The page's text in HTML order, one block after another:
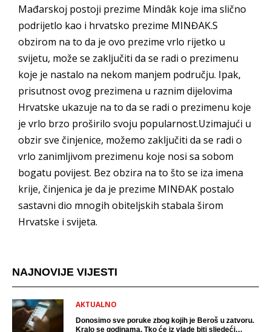
Mađarskoj postoji prezime Mindâk koje ima slično
podrijetlo kao i hrvatsko prezime MINĐAK.S
obzirom na to da je ovo prezime vrlo rijetko u
svijetu, može se zaključiti da se radi o prezimenu
koje je nastalo na nekom manjem području. Ipak,
prisutnost ovog prezimena u raznim dijelovima
Hrvatske ukazuje na to da se radi o prezimenu koje
je vrlo brzo proširilo svoju popularnost.Uzimajući u
obzir sve činjenice, možemo zaključiti da se radi o
vrlo zanimljivom prezimenu koje nosi sa sobom
bogatu povijest. Bez obzira na to što se iza imena
krije, činjenica je da je prezime MINĐAK postalo
sastavni dio mnogih obiteljskih stabala širom
Hrvatske i svijeta.
NAJNOVIJE VIJESTI
AKTUALNO
Donosimo sve poruke zbog kojih je Beroš u zatvoru.
Kralo se godinama. Tko će iz vlade biti sljedeći